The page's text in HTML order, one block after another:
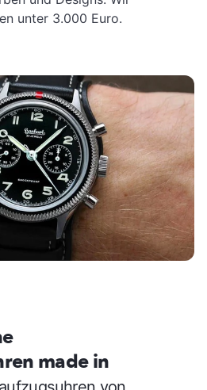
unter 3.000 Euro.
made in